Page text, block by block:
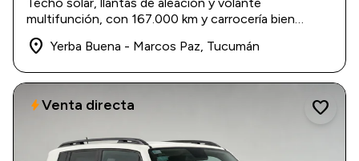
$ 15.400.000
multifunción, con 167.000 km y carrocería bien
conservada.
place Yerba Buena - Marcos Paz, Tucumán
favorite
boltVenta directa